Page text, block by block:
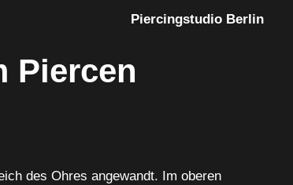
Piercingstudio Berlin
Piercen
des Ohres angewandt. Im oberen